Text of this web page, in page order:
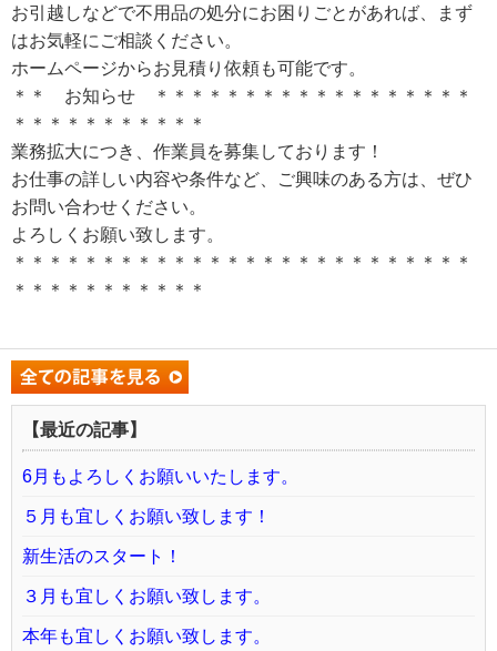
お引越しなどで不用品の処分にお困りごとがあれば、まず
はお気軽にご相談ください。
ホームページからお見積り依頼も可能です。
＊＊ お知らせ ＊＊＊＊＊＊＊＊＊＊＊＊＊＊＊＊＊＊
＊＊＊＊＊＊＊＊＊＊＊
業務拡大につき、作業員を募集しております！
お仕事の詳しい内容や条件など、ご興味のある方は、ぜひ
お問い合わせください。
よろしくお願い致します。
＊＊＊＊＊＊＊＊＊＊＊＊＊＊＊＊＊＊＊＊＊＊＊＊＊＊
＊＊＊＊＊＊＊＊＊＊＊
【最近の記事】
6月もよろしくお願いいたします。
５月も宜しくお願い致します！
新生活のスタート！
３月も宜しくお願い致します。
本年も宜しくお願い致します。